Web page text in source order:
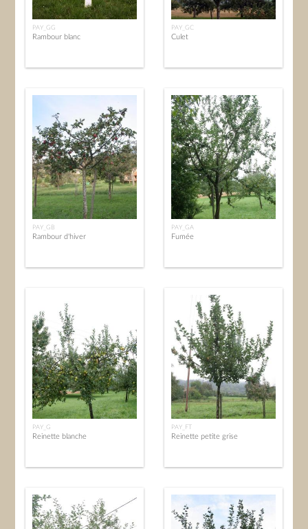
PAY_GG
Rambour blanc
PAY_GC
Culet
PAY_GB
Rambour d'hiver
PAY_GA
Fumée
PAY_G
Reinette blanche
PAY_FT
Reinette petite grise